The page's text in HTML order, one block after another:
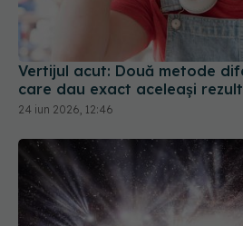
Vertijul acut: Două metode
care dau exact aceleași
24 iun 2026, 12:46